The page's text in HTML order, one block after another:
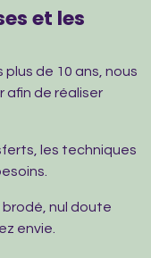
et les
de 10 ans, nous
afin de réaliser
les techniques
nul doute
envie.